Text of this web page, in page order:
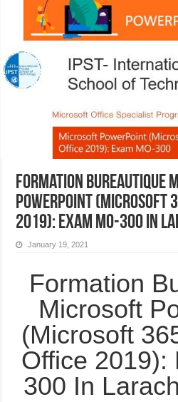
Formation Bureautique
PowerPoint (Microsoft
2019): Exam MO-300 In
January 19, 2021
Formation
Microsoft
(Microsoft
Office 2019):
300 In